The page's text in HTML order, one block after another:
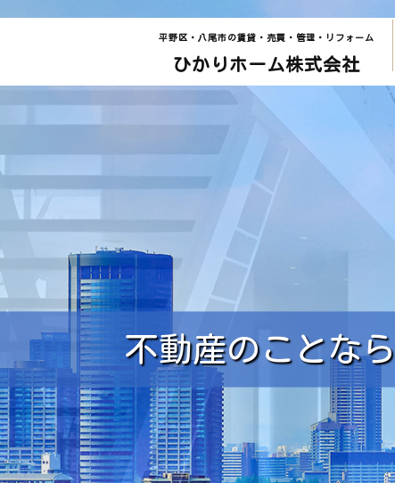
平野区・八尾市の賃貸・売買・管理・リフォーム
ひかりホーム株式会社
不動産のことな